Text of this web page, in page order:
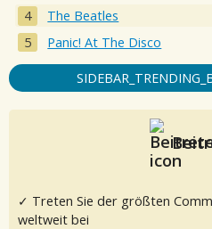
The Beatles
Panic! At The Disco
✓ Treten Sie der größten
weltweit bei